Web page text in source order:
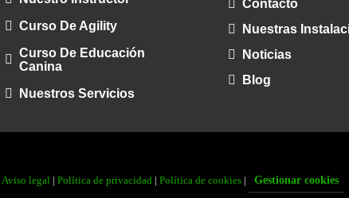
Curso De Agility
Curso De Educación
Canina
Nuestros Servicios
Contacto
Nuestras
Noticias
Blog
Aviso legal | Política de privacidad | Política de cookies| Gestionar cookies